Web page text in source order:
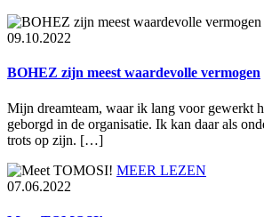
09.10.2022
BOHEZ zijn meest waardevolle vermogen
Mijn dreamteam, waar ik lang voor gewerkt
geborgd in de organisatie. Ik kan daar als
trots op zijn. […]
MEER LEZEN
07.06.2022